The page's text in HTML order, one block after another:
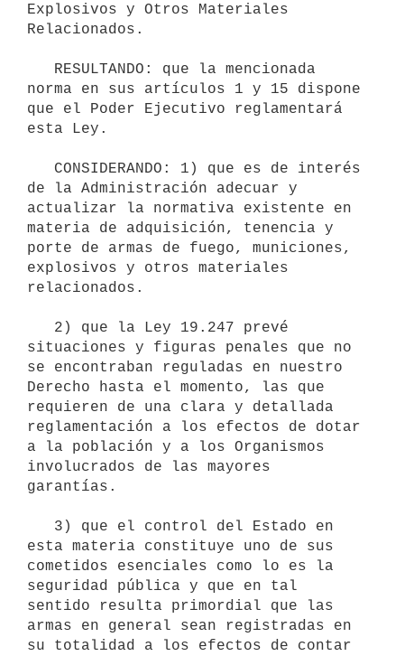
Explosivos y Otros Materiales
Relacionados.
norma en sus artículos 1 y 15 dispone
que el Poder Ejecutivo reglamentará
esta Ley.
de la Administración adecuar y
actualizar la normativa existente en
materia de adquisición, tenencia y
porte de armas de fuego, municiones,
explosivos y otros materiales
relacionados.
situaciones y figuras penales que no
se encontraban reguladas en nuestro
Derecho hasta el momento, las que
requieren de una clara y detallada
reglamentación a los efectos de dotar
a la población y a los Organismos
involucrados de las mayores
garantías.
esta materia constituye uno de sus
cometidos esenciales como lo es la
seguridad pública y que en tal
sentido resulta primordial que las
armas en general sean registradas en
su totalidad a los efectos de contar